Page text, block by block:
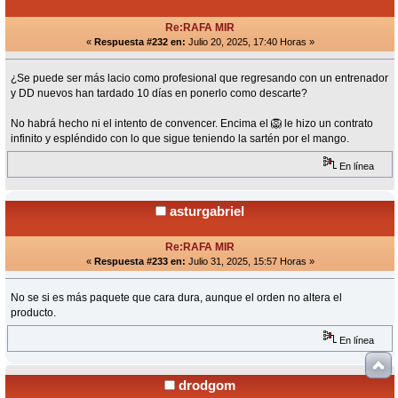
Re:RAFA MIR
« Respuesta #232 en: Julio 20, 2025, 17:40 Horas »
¿Se puede ser más lacio como profesional que regresando con un entrenador
y DD nuevos han tardado 10 días en ponerlo como descarte?
No habrá hecho ni el intento de convencer. Encima el 🦁 le hizo un contrato
infinito y espléndido con lo que sigue teniendo la sartén por el mango.
En línea
asturgabriel
Re:RAFA MIR
« Respuesta #233 en: Julio 31, 2025, 15:57 Horas »
No se si es más paquete que cara dura, aunque el orden no altera el
producto.
En línea
drodgom